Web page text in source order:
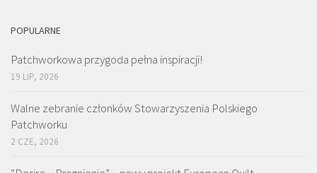
POPULARNE
Patchworkowa przygoda pełna inspiracji!
19 LIP, 2026
Walne zebranie członków Stowarzyszenia Polskiego
Patchworku
2 CZE, 2026